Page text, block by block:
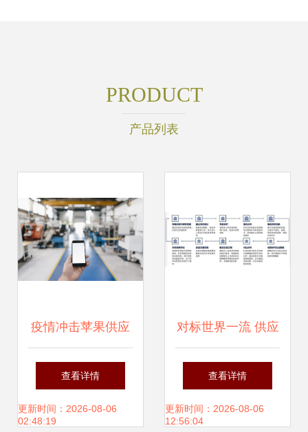
PRODUCT
产品列表
疫情冲击苹果供应
链 富士康 立讯精
密越南北部工厂被
查看详情
更新时间：2026-08-06
02:48:19
对标世界一流 供应
链管理对标方法论
与实践分享
查看详情
更新时间：2026-08-06
12:56:04